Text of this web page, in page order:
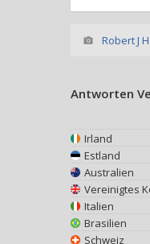
Robert J
Antworten
Irland
Estland
Australien
Italien
Brasilien
Schweiz